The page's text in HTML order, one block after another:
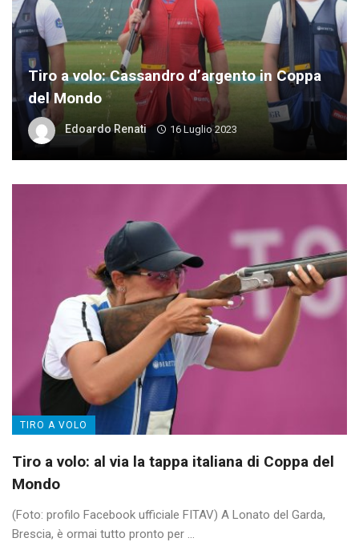
Tiro a volo: Cassandro d’argento in Coppa
del Mondo
Edoardo Renati 16 Luglio 2023
TIRO A VOLO
Tiro a volo: al via la tappa italiana di Coppa del
Mondo
(Foto: profilo Facebook ufficiale FITAV) A Lonato del Garda,
Brescia, è ormai tutto pronto per ...